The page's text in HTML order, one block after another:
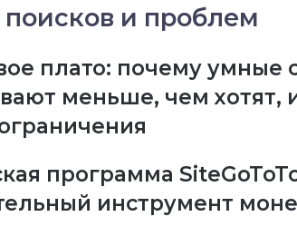
поисков и проблем
плато: почему умные
меньше, чем хотят,
программа
инструмент